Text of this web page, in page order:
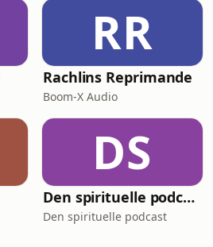
RR
Rachlins Reprimande
Boom-X Audio
DS
Den spirituelle podcast
Den spirituelle podcast